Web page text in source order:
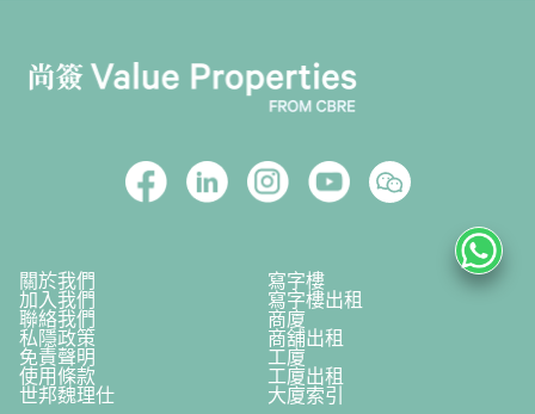
關於我們 寫字樓
加入我們 寫字樓出租
聯絡我們 商廈
私隱政策 商舖出租
免責聲明 工廈
使用條款 工廈出租
世邦魏理仕 大廈索引